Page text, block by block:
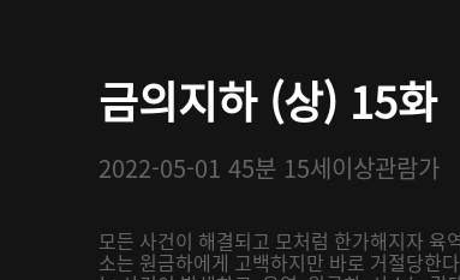
금의지하 (상) 15화
2022-05-01 45분 15세이상관람가
모든 사건이 해결되고 모처럼 한가해지자 육
소는 원금하에게 고백하지만 바로 거절당한